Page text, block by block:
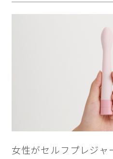
女性がセルフプレジャ